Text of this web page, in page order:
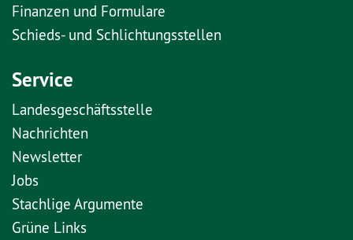
Finanzen und Formulare
Schieds- und Schlichtungsstellen
Service
Landesgeschäftsstelle
Nachrichten
Newsletter
Jobs
Stachlige Argumente
Grüne Links